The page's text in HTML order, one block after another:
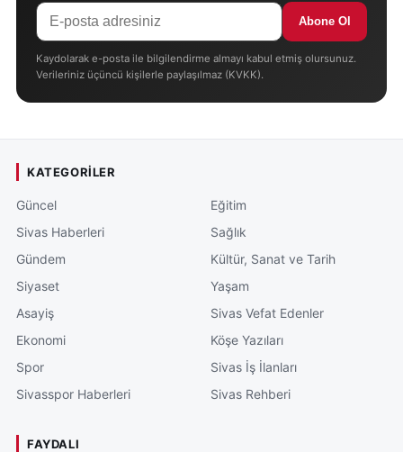
Abone Ol
Kaydolarak e-posta ile bilgilendirme almayı kabul etmiş olursunuz.
Verileriniz üçüncü kişilerle paylaşılmaz (KVKK).
KATEGORILER
Güncel
Sivas Haberleri
Gündem
Siyaset
Asayiş
Ekonomi
Spor
Sivasspor Haberleri
Eğitim
Sağlık
Kültür, Sanat ve Tarih
Yaşam
Sivas Vefat Edenler
Köşe Yazıları
Sivas İş İlanları
Sivas Rehberi
FAYDALI